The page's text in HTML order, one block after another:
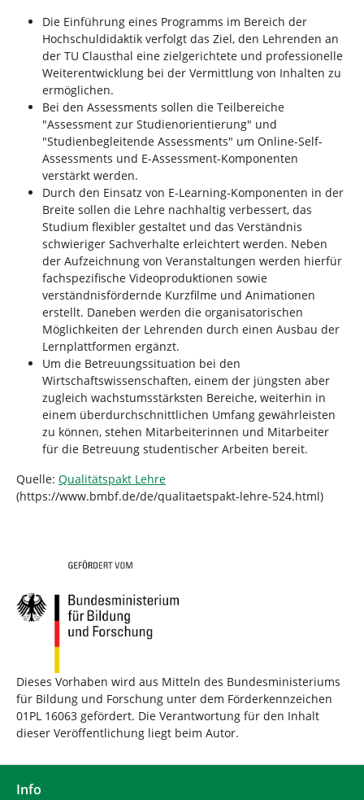
Die Einführung eines Programms im Bereich der
Hochschuldidaktik verfolgt das Ziel, den Lehrenden an
der TU Clausthal eine zielgerichtete und professionelle
Weiterentwicklung bei der Vermittlung von Inhalten zu
ermöglichen.
Bei den Assessments sollen die Teilbereiche
"Assessment zur Studienorientierung" und
"Studienbegleitende Assessments" um Online-Self-
Assessments und E-Assessment-Komponenten
verstärkt werden.
Durch den Einsatz von E-Learning-Komponenten in der
Breite sollen die Lehre nachhaltig verbessert, das
Studium flexibler gestaltet und das Verständnis
schwieriger Sachverhalte erleichtert werden. Neben
der Aufzeichnung von Veranstaltungen werden hierfür
fachspezifische Videoproduktionen sowie
verständnisfördernde Kurzfilme und Animationen
erstellt. Daneben werden die organisatorischen
Möglichkeiten der Lehrenden durch einen Ausbau der
Lernplattformen ergänzt.
Um die Betreuungssituation bei den
Wirtschaftswissenschaften, einem der jüngsten aber
zugleich wachstumsstärksten Bereiche, weiterhin in
einem überdurchschnittlichen Umfang gewährleisten
zu können, stehen Mitarbeiterinnen und Mitarbeiter
für die Betreuung studentischer Arbeiten bereit.
Quelle: Qualitätspakt Lehre
(https://www.bmbf.de/de/qualitaetspakt-lehre-524.html)
Dieses Vorhaben wird aus Mitteln des Bundesministeriums
für Bildung und Forschung unter dem Förderkennzeichen
01PL 16063 gefördert. Die Verantwortung für den Inhalt
dieser Veröffentlichung liegt beim Autor.
Info